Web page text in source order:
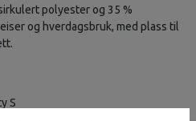
polyester og 35 %
og hverdagsbruk, med plass til
S